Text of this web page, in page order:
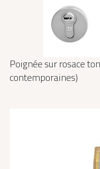
Poignée sur rosace
contemporaines)